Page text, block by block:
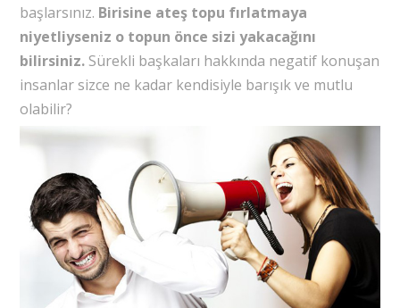
başlarsınız. Birisine ateş topu fırlatmaya
niyetliyseniz o topun önce sizi yakacağını
bilirsiniz. Sürekli başkaları hakkında negatif konuşan
insanlar sizce ne kadar kendisiyle barışık ve mutlu
olabilir?